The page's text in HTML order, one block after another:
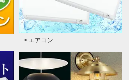
> エアコン